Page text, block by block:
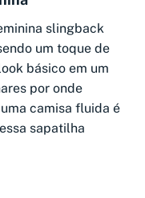
slingback
um toque de
básico em um
por onde
camisa fluida é
sapatilha